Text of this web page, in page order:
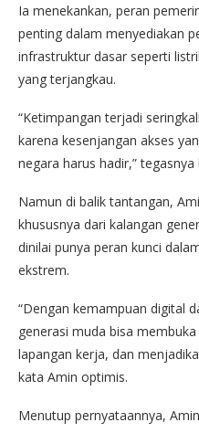
Ia menekankan, peran
penting dalam menyediakan
infrastruktur dasar seperti
yang terjangkau.
“Ketimpangan terjadi
karena kesenjangan akses
negara harus hadir,” tegasnya
Namun di balik tantangan,
khususnya dari kalangan
dinilai punya peran kunci
ekstrem.
“Dengan kemampuan digital
generasi muda bisa
lapangan kerja, dan
kata Amin optimis.
Menutup pernyataannya,